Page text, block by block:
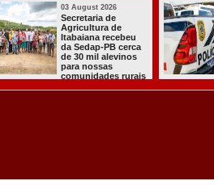
aparente
a
em
03 August 2026
PT oficializa
candidatura de
para concorrer
quarto mandato
presidente